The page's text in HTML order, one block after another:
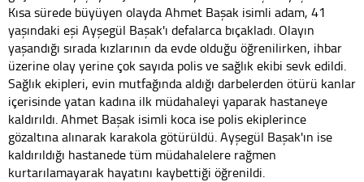
Kısa sürede büyüyen olayda Ahmet Başak isimli adam, 41
yaşındaki eşi Ayşegül Başak'ı defalarca bıçakladı. Olayın
yaşandığı sırada kızlarının da evde olduğu öğrenilirken, ihbar
üzerine olay yerine çok sayıda polis ve sağlık ekibi sevk edildi.
Sağlık ekipleri, evin mutfağında aldığı darbelerden ötürü kanlar
içerisinde yatan kadına ilk müdahaleyi yaparak hastaneye
kaldırıldı. Ahmet Başak isimli koca ise polis ekiplerince
gözaltına alınarak karakola götürüldü. Ayşegül Başak'ın ise
kaldırıldığı hastanede tüm müdahalelere rağmen
kurtarılamayarak hayatını kaybettiği öğrenildi.